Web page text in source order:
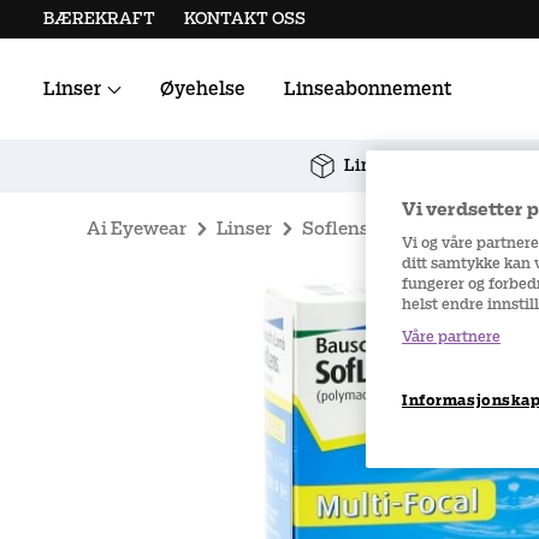
BÆREKRAFT KONTAKT OSS
Linser
Linsetilbehør
Øyehelse Linseabonnement
Linseabonnement med
Ai Eyewear Linser Soflens
Vi verdsetter
Vi og våre
ditt samtykke kan
fungerer og
helst endre
Våre partnere